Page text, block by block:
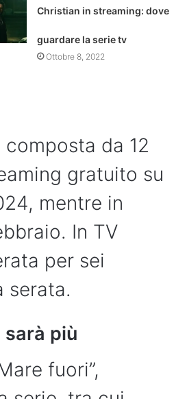
Christian in streaming: dove
guardare la serie tv
Ottobre 8, 2022
composta da 12
gratuito su
mentre in
In TV
per sei
serata.
sarà più
fuori”,